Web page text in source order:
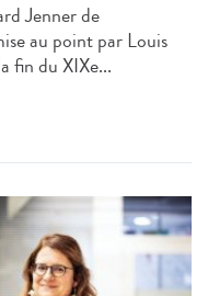
Jenner de
au point par Louis
fin du XIXe...